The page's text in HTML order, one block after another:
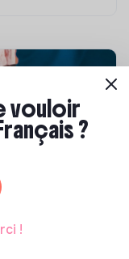
vouloir
?
!